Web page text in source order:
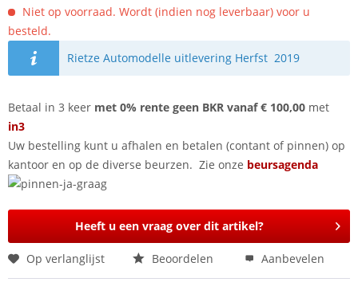
Niet op voorraad. Wordt (indien nog leverbaar) voor u
besteld.
Rietze Automodelle uitlevering Herfst 2019
Betaal in 3 keer met 0% rente geen BKR vanaf € 100,00 met
in3
Uw bestelling kunt u afhalen en betalen (contant of pinnen) op
kantoor en op de diverse beurzen. Zie onze beursagenda
Heeft u een vraag over dit artikel?
Op verlanglijst Beoordelen Aanbevelen